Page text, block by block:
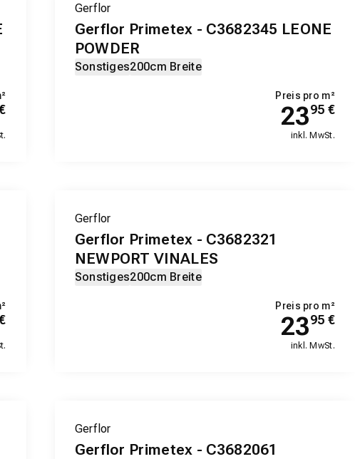
Gerflor
Gerflor Primetex - C3682345 LEONE
POWDER
Sonstiges200cm Breite
Preis pro m²
2395 €
inkl. MwSt.
Gerflor
Gerflor Primetex - C3682321
NEWPORT VINALES
Sonstiges200cm Breite
Preis pro m²
2395 €
inkl. MwSt.
Gerflor
Gerflor Primetex - C3682061